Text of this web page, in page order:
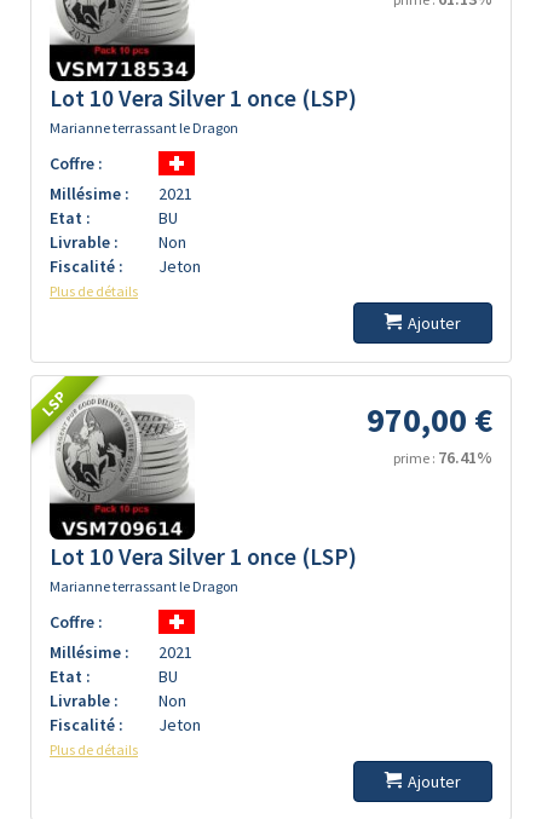
Lot 10 Vera Silver 1 once (LSP)
Marianne terrassant le Dragon
Coffre :
Millésime :
2021
Etat :
BU
Livrable :
Non
Fiscalité :
Jeton
Plus de détails
Ajouter
LSP 970,00 €
prime : 76.41%
Lot 10 Vera Silver 1 once (LSP)
Marianne terrassant le Dragon
Coffre :
Millésime :
2021
Etat :
BU
Livrable :
Non
Fiscalité :
Jeton
Plus de détails
Ajouter